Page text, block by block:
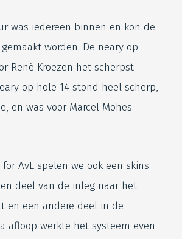
was iedereen binnen en kon de
worden. De neary op
René Kroezen het scherpst
op hole 14 stond heel scherp,
en was voor Marcel Mohes
for AvL spelen we ook een skins
deel van de inleg naar het
en een andere deel in de
afloop werkte het systeem even